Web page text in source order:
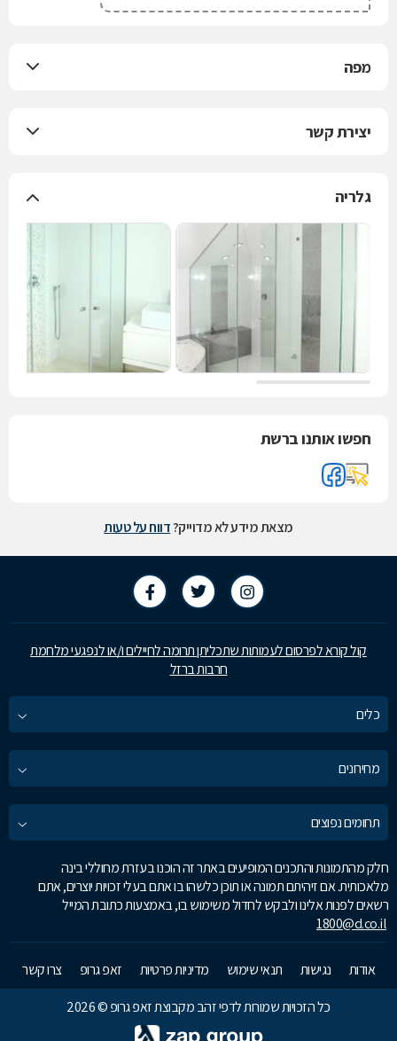
מפה
יצירת קשר
גלריה
חפשו אותנו ברשת
מצאת מידע לא מדוייק?דווח על טעות
קול קורא לפרסום לעמותות שתכליתן תרומה לחיילים ו/או לנפגעי מלחמת
חרבות ברזל
כלים
מחירונים
תחומים נפוצים
חלק מהתמונות והתכנים המופיעים באתר זה הוכנו בעזרת מחוללי בינה
מלאכותית. אם זיהיתם תמונה או תוכן כלשהו בו אתם בעלי זכויות יוצרים, אתם
רשאים לפנות אלינו ולבקש לחדול משימוש בו, באמצעות כתובת המייל
1800@d.co.il
אודות נגישות תנאי שימוש מדיניות פרטיות זאפ גרופ
צרו קשר
כל הזכויות שמורות לדפי זהב מקבוצת זאפ גרופ © 2026